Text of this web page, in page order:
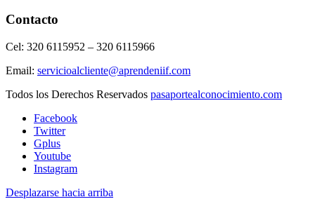
Contacto
Cel: 320 6115952 – 320 6115966
Email: servicioalcliente@aprendeniif.com
Todos los Derechos Reservados pasaportealconocimiento.com
Facebook
Twitter
Gplus
Youtube
Instagram
Desplazarse hacia arriba